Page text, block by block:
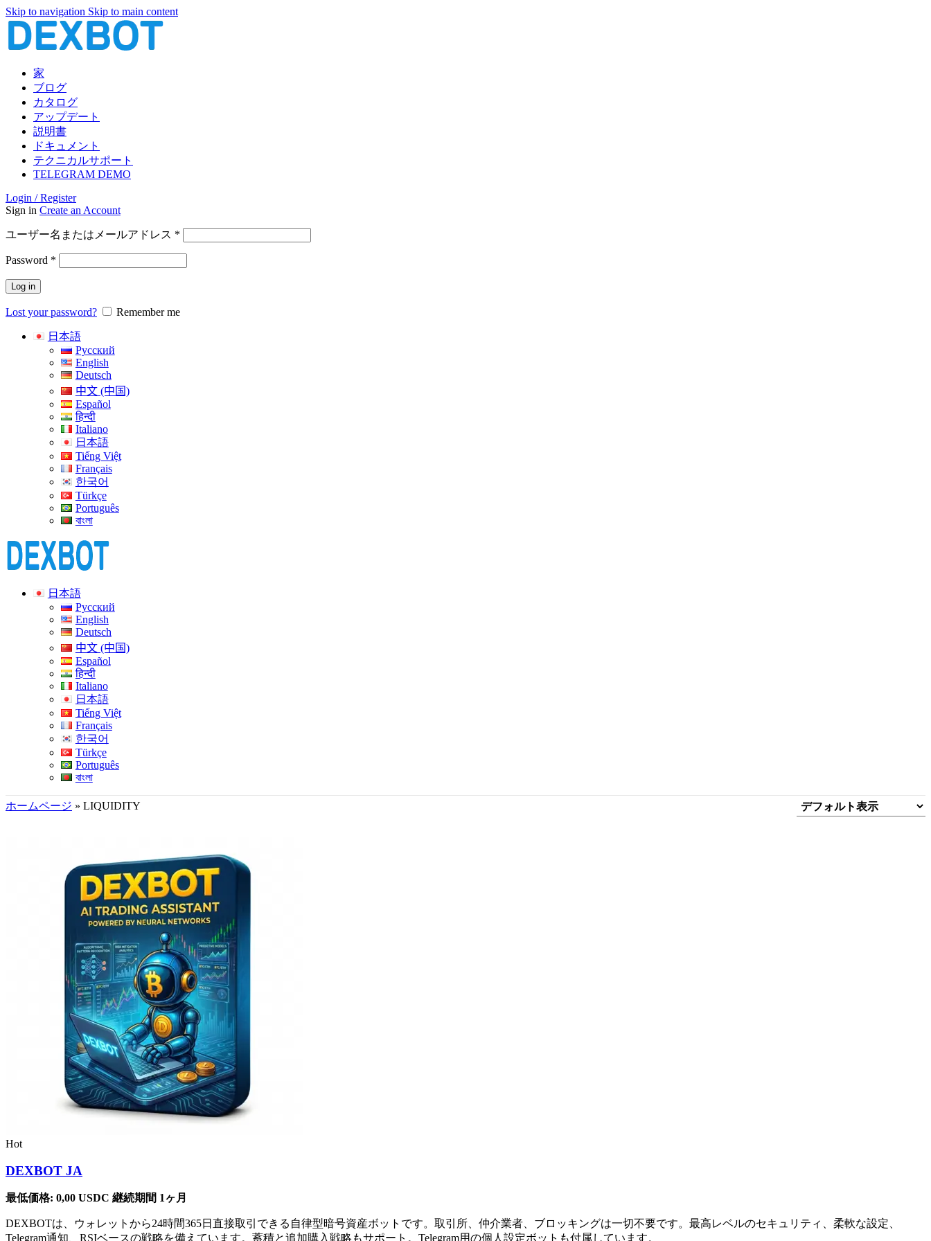
Skip to navigation Skip to main content
家
ブログ
カタログ
アップデート
説明書
ドキュメント
テクニカルサポート
TELEGRAM DEMO
Login / Register
Sign in Create an Account
ユーザー名またはメールアドレス *
Password *
Log in
Lost your password? Remember me
日本語
Русский
English
Deutsch
中文 (中国)
Español
हिन्दी
Italiano
日本語
Tiếng Việt
Français
한국어
Türkçe
Português
বাংলা
日本語
Русский
English
Deutsch
中文 (中国)
Español
हिन्दी
Italiano
日本語
Tiếng Việt
Français
한국어
Türkçe
Português
বাংলা
ホームページ » LIQUIDITY
Hot
DEXBOT JA
最低価格: 0,00 USDC 継続期間 1ヶ月
DEXBOTは、ウォレットから24時間365日直接取引できる自律型暗号資産ボットです。取引所、仲介業者、ブロッキングは一切不要です。最高レベルのセキュリティ、柔軟な設定、
Telegram通知、RSIベースの戦略を備えています。蓄積と追加購入戦略もサポート。Telegram用の個人設定ボットも付属しています。